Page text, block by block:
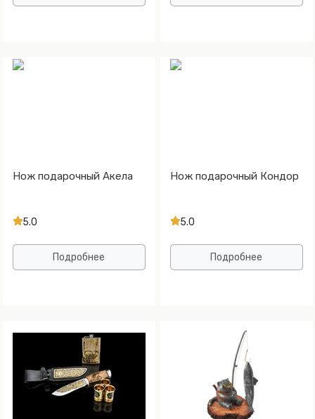
Нож подарочный Акела
5.0
Подробнее
Нож подарочный Кондор
5.0
Подробнее